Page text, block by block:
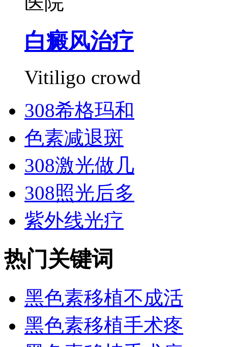
白癜风治疗
Vitiligo crowd
308希格玛和
色素减退斑
308激光做几
308照光后多
紫外线光疗
热门关键词
黑色素移植不成活
黑色素移植手术疼